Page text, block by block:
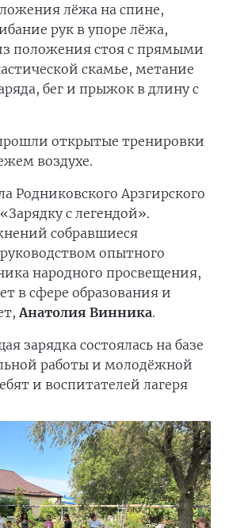
лёжа на спине,
рук в упоре лёжа,
положения стоя с прямыми
скамье, метание
бег и прыжок в длину с
открытые тренировки
воздухе.
Родниковского Арзгирского
с легендой».
собравшиеся
опытного
народного просвещения,
в сфере образования и
Анатолия Винника.
зарядка состоялась на базе
работы и молодёжной
и воспитателей лагеря